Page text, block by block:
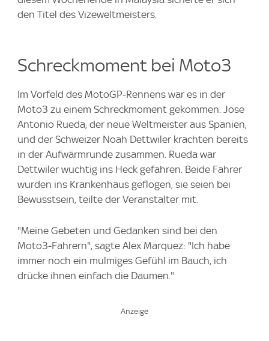
den Titel des Vizeweltmeisters.
Schreckmoment bei Moto3
Im Vorfeld des MotoGP-Rennens war es in der
Moto3 zu einem Schreckmoment gekommen. Jose
Antonio Rueda, der neue Weltmeister aus Spanien,
und der Schweizer Noah Dettwiler krachten bereits
in der Aufwärmrunde zusammen. Rueda war
Dettwiler wuchtig ins Heck gefahren. Beide Fahrer
wurden ins Krankenhaus geflogen, sie seien bei
Bewusstsein, teilte der Veranstalter mit.
"Meine Gebeten und Gedanken sind bei den
Moto3-Fahrern", sagte Alex Marquez: "Ich habe
immer noch ein mulmiges Gefühl im Bauch, ich
drücke ihnen einfach die Daumen."